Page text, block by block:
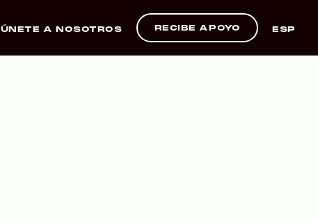
ÚNETE A NOSOTROS RECIBE APOYO ESP